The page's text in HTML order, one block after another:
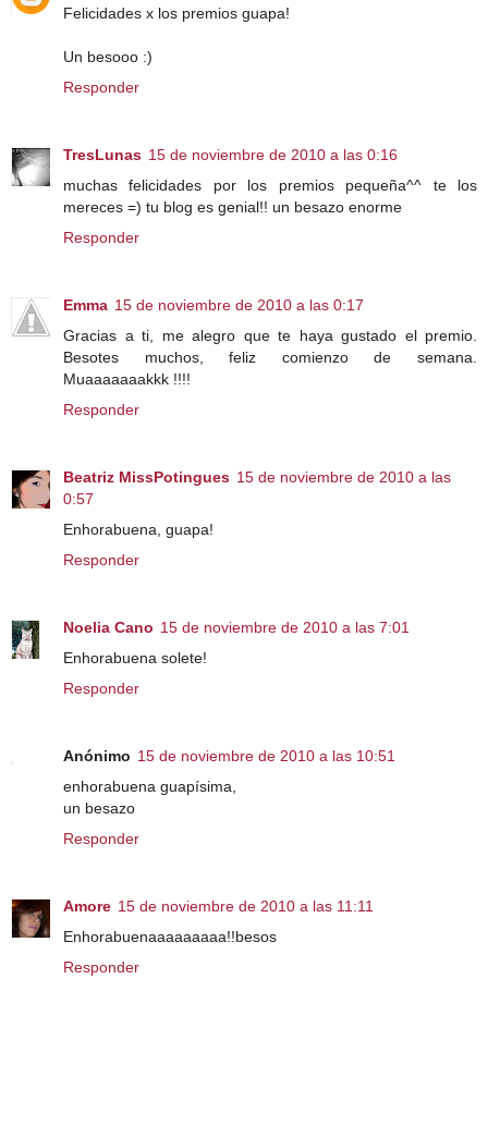
Felicidades x los premios guapa!
Un besooo :)
Responder
TresLunas 15 de noviembre de 2010 a las 0:16
muchas felicidades por los premios pequeña^^ te los
mereces =) tu blog es genial!! un besazo enorme
Responder
Emma 15 de noviembre de 2010 a las 0:17
Gracias a ti, me alegro que te haya gustado el premio.
Besotes muchos, feliz comienzo de semana.
Muaaaaaaakkk !!!!
Responder
Beatriz MissPotingues 15 de noviembre de 2010 a las
0:57
Enhorabuena, guapa!
Responder
Noelia Cano 15 de noviembre de 2010 a las 7:01
Enhorabuena solete!
Responder
Anónimo 15 de noviembre de 2010 a las 10:51
enhorabuena guapísima,
un besazo
Responder
Amore 15 de noviembre de 2010 a las 11:11
Enhorabuenaaaaaaaaa!!besos
Responder